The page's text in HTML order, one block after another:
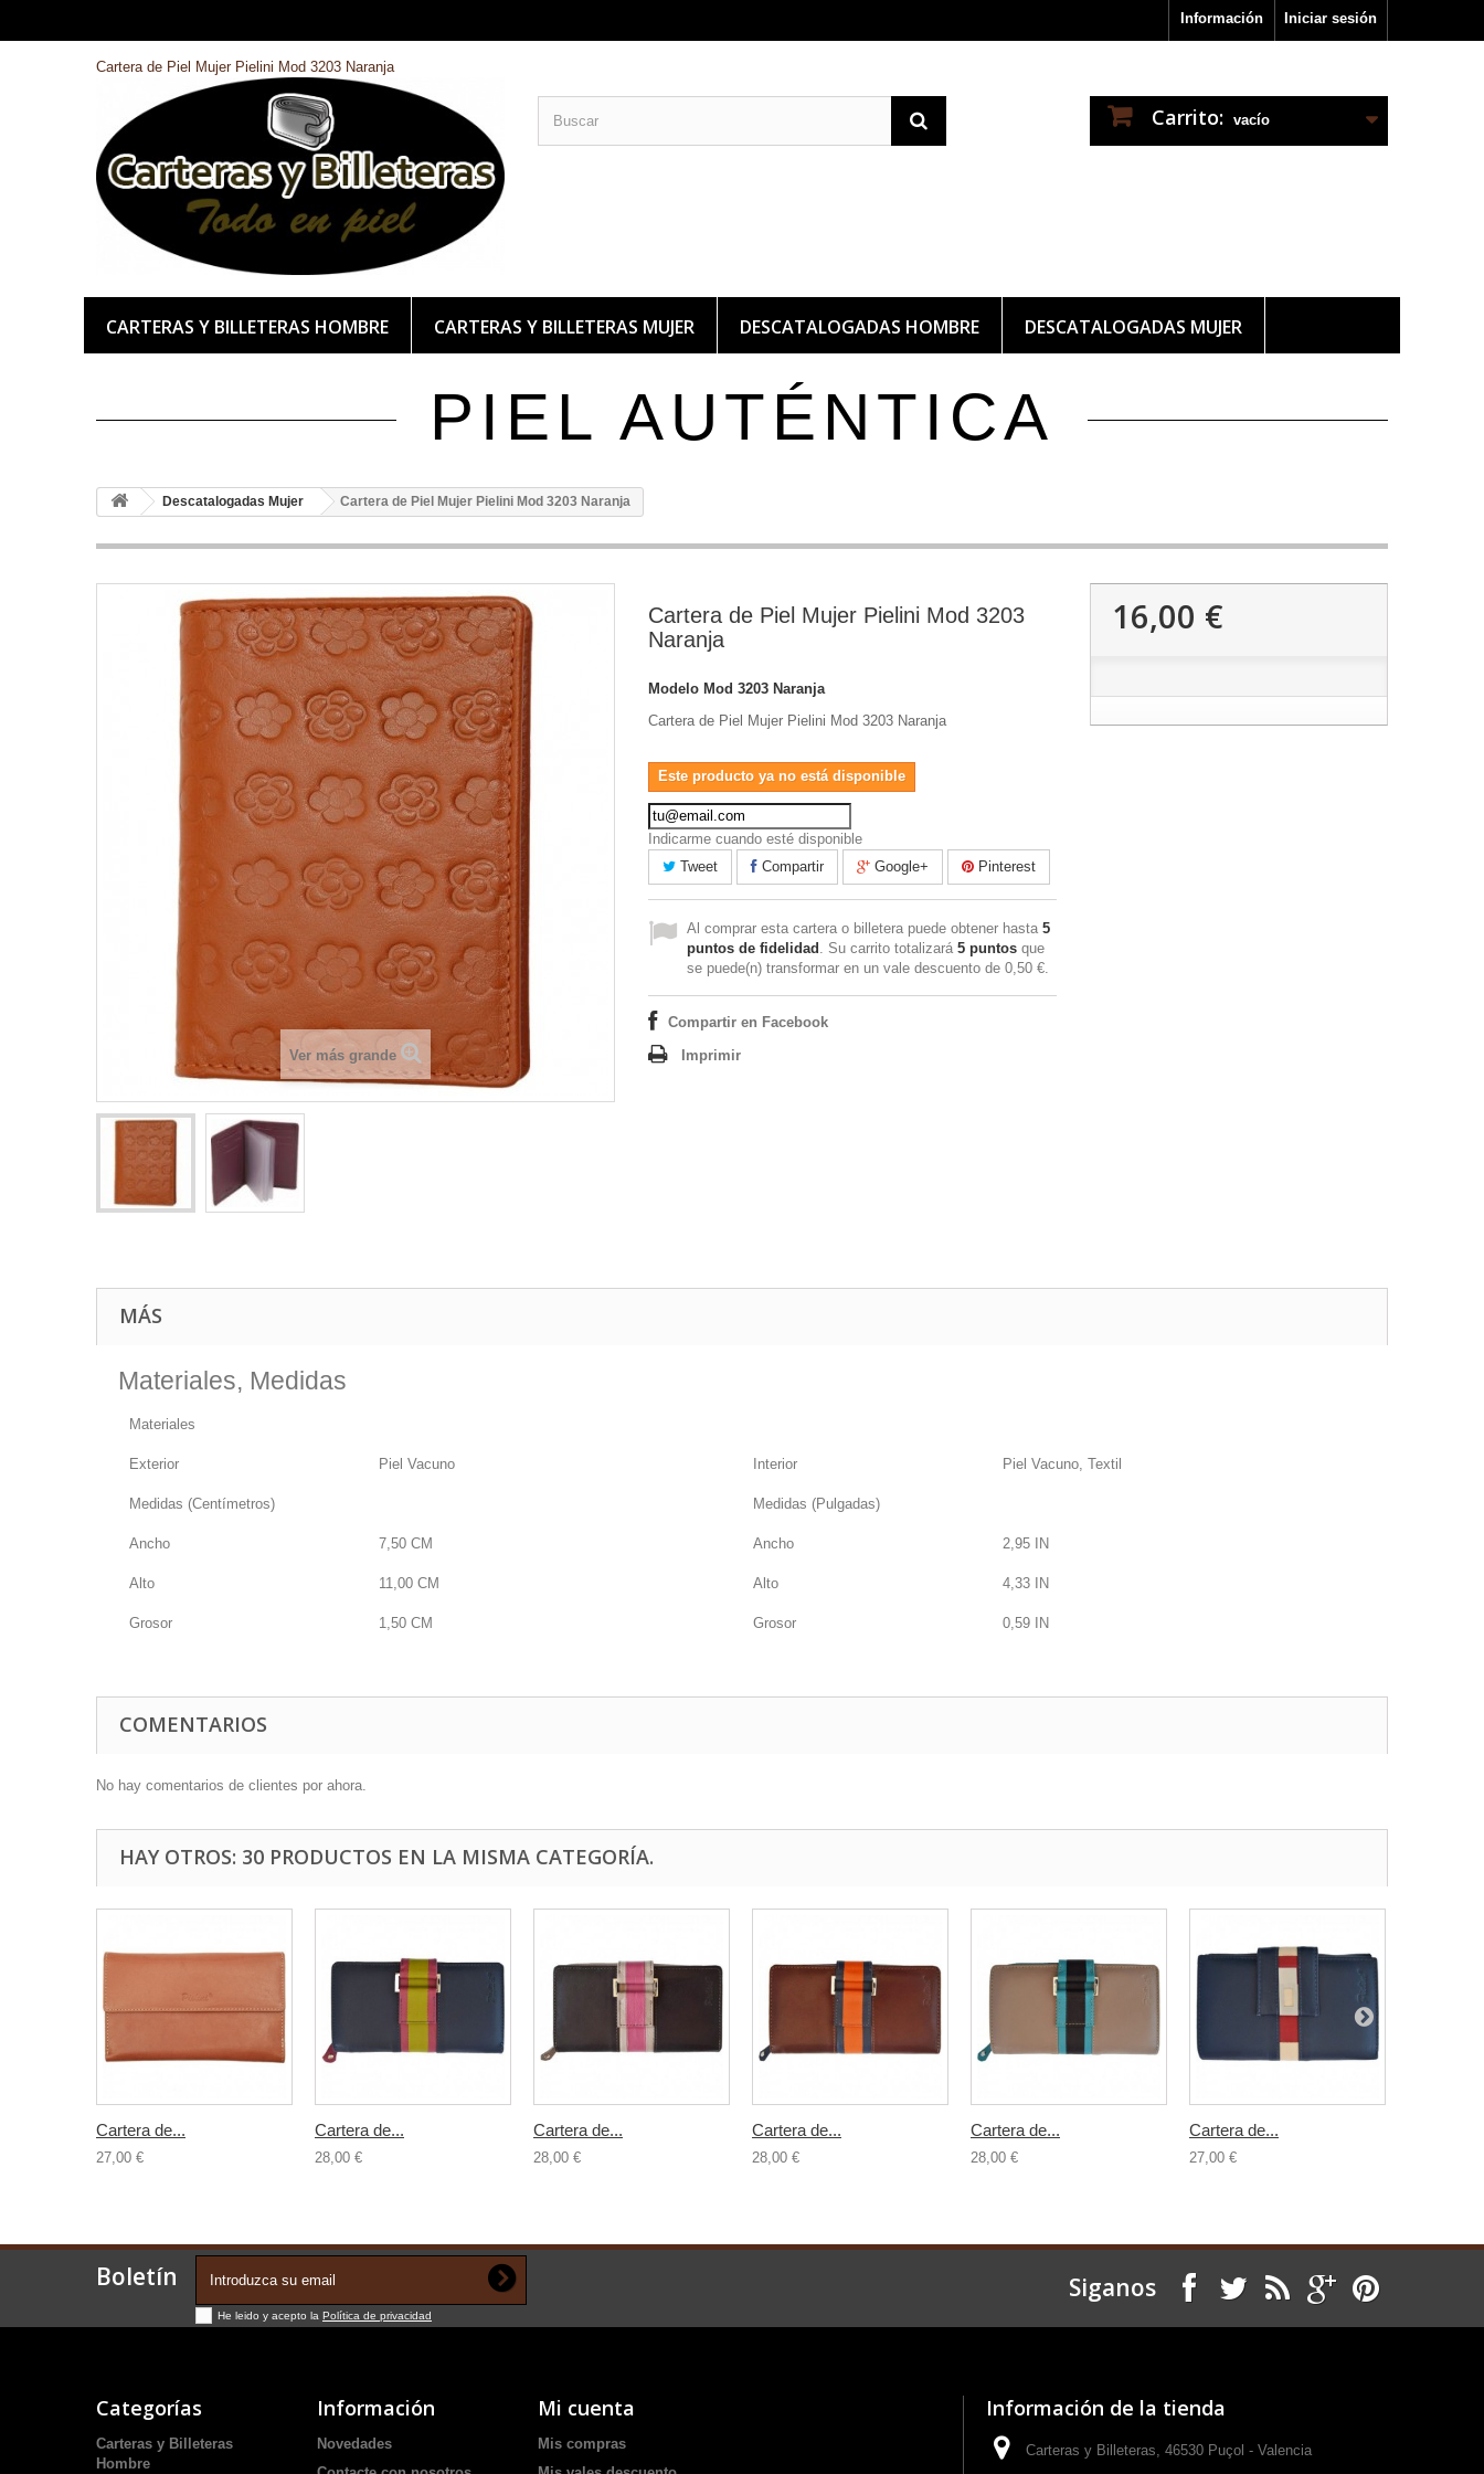
Iniciar sesión
Información
Cartera de Piel Mujer Pielini Mod 3203 Naranja
Carrito: vacío
CARTERAS Y BILLETERAS HOMBRE CARTERAS Y BILLETERAS MUJER DESCATALOGADAS HOMBRE DESCATALOGADAS MUJER
PIEL AUTÉNTICA
Descatalogadas Mujer Cartera de Piel Mujer Pielini Mod 3203 Naranja
Ver más grande
Cartera de Piel Mujer Pielini Mod 3203
Naranja
Modelo Mod 3203 Naranja
Cartera de Piel Mujer Pielini Mod 3203 Naranja
Este producto ya no está disponible
Indicarme cuando esté disponible
Tweet
Compartir Google+ Pinterest
Al comprar esta cartera o billetera puede obtener hasta 5
puntos de fidelidad . Su carrito totalizará 5 puntos que
se puede(n) transformar en un vale descuento de 0,50 €
Compartir en Facebook
Imprimir
16,00 €
MÁS
Materiales, Medidas
Materiales
Exterior Piel Vacuno Interior Piel Vacuno, Textil
Medidas (Centímetros) Medidas (Pulgadas)
Ancho 7,50 CM Ancho 2,95 IN
Alto 11,00 CM Alto 4,33 IN
Grosor 1,50 CM Grosor 0,59 IN
COMENTARIOS
No hay comentarios de clientes por ahora.
HAY OTROS: 30 PRODUCTOS EN LA MISMA CATEGORÍA.
Cartera de...
27,00 €
Cartera de...
28,00 €
Cartera de...
28,00 €
Cartera de...
28,00 €
Cartera de...
28,00 €
Cartera de...
27,00 €
Boletín
He leido y acepto la Política de privacidad
Siganos
Categorías
Carteras y Billeteras
Hombre
Información
Novedades
Mi cuenta
Mis compras
Información de la tienda
Carteras y Billeteras, 46530 Puçol - Valencia